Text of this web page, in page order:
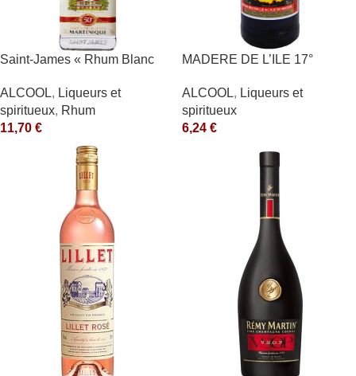
Saint-James « Rhum Blanc
ALCOOL, Liqueurs et
spiritueux, Rhum
11,70 €
MADERE DE L’ILE 17°
ALCOOL, Liqueurs et
spiritueux
6,24 €